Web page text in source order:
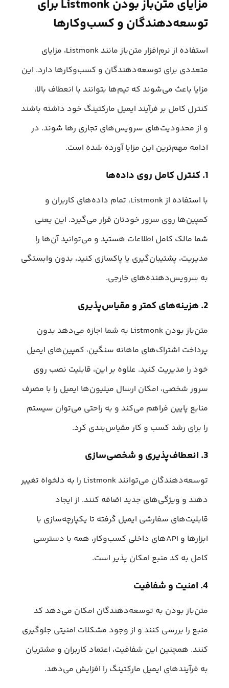
مزایای متن‌باز بودن Listmonk برای
توسعه‌دهندگان و کسب‌وکارها
استفاده از نرم‌افزار متن‌باز مانند Listmonk، مزایای
متعددی برای توسعه‌دهندگان و کسب‌وکارها دارد. این
مزایا باعث می‌شوند که تیم‌ها بتوانند با انعطاف‌ بالا،
کنترل کامل بر فرآیند ایمیل مارکتینگ خود داشته باشند
و از محدودیت‌های سرویس‌های تجاری رها شوند. در
ادامه مهم‌ترین این مزایا آورده شده است.
1. کنترل کامل روی داده‌ها
با استفاده از Listmonk، تمام داده‌های کاربران و
کمپین‌ها روی سرور خودتان قرار می‌گیرد. این یعنی
شما مالک کامل اطلاعات هستید و می‌توانید آن‌ها را
مدیریت، پشتیبان‌گیری یا پاکسازی کنید، بدون وابستگی
به سرویس‌دهنده‌های خارجی.
2. هزینه‌های کمتر و مقیاس‌پذیری
متن‌باز بودن Listmonk به شما اجازه می‌دهد بدون
پرداخت اشتراک‌های ماهانه سنگین، کمپین‌های ایمیل
خود را مدیریت کنید. علاوه بر این، قابلیت‎ نصب روی
سرور شخصی، امکان ارسال میلیون‌ها ایمیل را با مصرف
منابع پایین فراهم می‌کند و به راحتی می‌توان سیستم
را برای رشد کسب و کار مقیاس‌بندی کرد.
3. انعطاف‌پذیری و شخصی‌سازی
توسعه‌دهندگان می‌توانند Listmonk را به دلخواه تغییر
دهند و ویژگی‌های جدید اضافه کنند. از ایجاد
قابلیت‌های سفارشی ایمیل گرفته تا یکپارچه‌سازی با
ابزارها و APIهای داخلی کسب‌وکار، همه با دسترسی
کامل به کد منبع امکان پذیر است.
4. امنیت و شفافیت
متن‌باز بودن به توسعه‌دهندگان امکان می‌دهد کد
منبع را بررسی کنند و از وجود مشکلات امنیتی جلوگیری
کنند. همچنین این شفافیت، اعتماد کاربران و مشتریان
به فرآیندهای ایمیل مارکتینگ را افزایش می‌دهد.